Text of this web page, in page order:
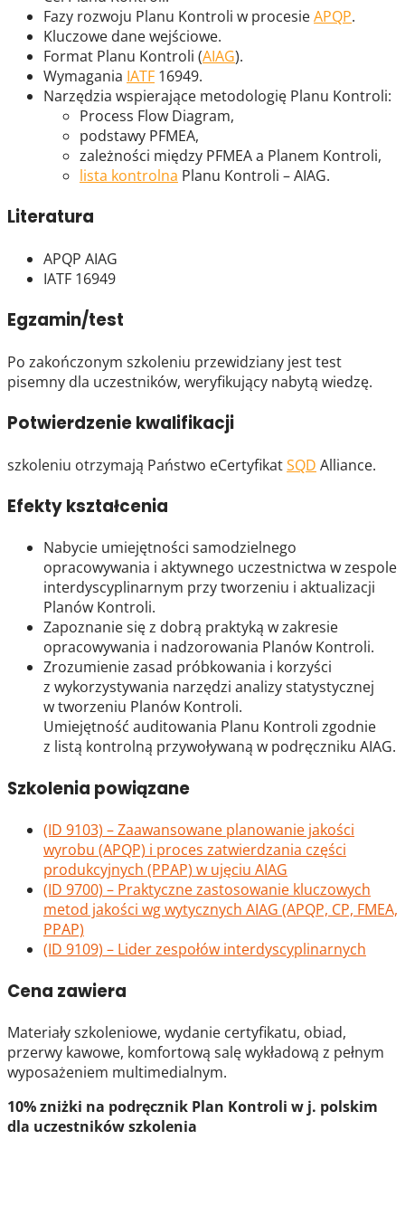
Fazy rozwoju Planu Kontroli w procesieAPQP.
Kluczowe dane wejściowe.
Format Planu Kontroli (AIAG).
Wymagania IATF 16949.
Narzędzia wspierające metodologię Planu Kontroli:
Process Flow Diagram,
podstawy PFMEA,
zależności między PFMEA a Planem Kontroli,
lista kontrolna Planu Kontroli – AIAG.
Literatura
APQP AIAG
IATF 16949
Egzamin/test
Po zakończonym szkoleniu przewidziany jest test
pisemny dla uczestników, weryfikujący nabytą wiedzę.
Potwierdzenie kwalifikacji
szkoleniu otrzymają Państwo eCertyfikatSQD Alliance.
Efekty kształcenia
Nabycie umiejętności samodzielnego
opracowywania i aktywnego uczestnictwa w zespole
interdyscyplinarnym przy tworzeniu i aktualizacji
Planów Kontroli.
Zapoznanie się z dobrą praktyką w zakresie
opracowywania i nadzorowania Planów Kontroli.
Zrozumienie zasad próbkowania i korzyści
z wykorzystywania narzędzi analizy statystycznej
w tworzeniu Planów Kontroli.
Umiejętność auditowania Planu Kontroli zgodnie
z listą kontrolną przywoływaną w podręczniku AIAG.
Szkolenia powiązane
(ID 9103) – Zaawansowane planowanie jakości
wyrobu (APQP) i proces zatwierdzania części
produkcyjnych (PPAP) w ujęciu AIAG
(ID 9700) – Praktyczne zastosowanie kluczowych
metod jakości wg wytycznych AIAG (APQP, CP, FMEA,
PPAP)
(ID 9109) – Lider zespołów interdyscyplinarnych
Cena zawiera
Materiały szkoleniowe, wydanie certyfikatu, obiad,
przerwy kawowe, komfortową salę wykładową z pełnym
wyposażeniem multimedialnym.
10% zniżki na podręcznik Plan Kontroli w j. polskim
dla uczestników szkolenia